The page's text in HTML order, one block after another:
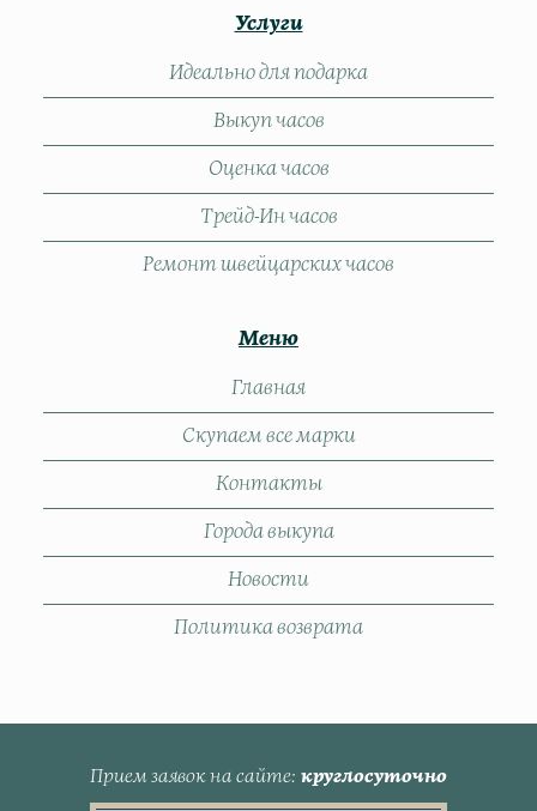
Услуги
Идеально для подарка
Выкуп часов
Оценка часов
Трейд-Ин часов
Ремонт швейцарских часов
Меню
Главная
Скупаем все марки
Контакты
Города выкупа
Новости
Политика возврата
Прием заявок на сайте круглосуточно